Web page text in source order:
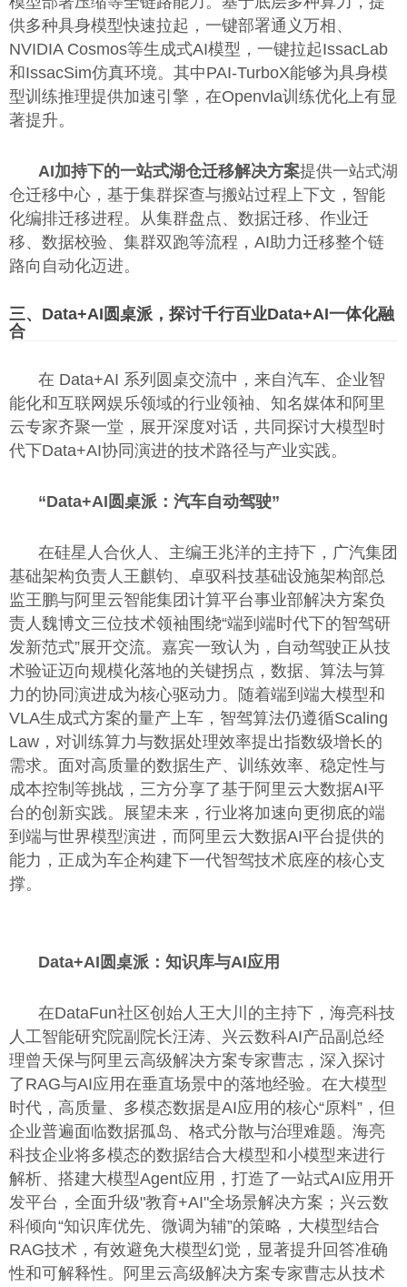
供多种具身模型快速拉起，一键部署通义万相、
NVIDIA Cosmos等生成式AI模型，一键拉起IssacLab
和IssacSim仿真环境。其中PAI-TurboX能够为具身模
型训练推理提供加速引擎，在Openvla训练优化上有显
著提升。
AI加持下的一站式湖仓迁移解决方案提供一站式湖
仓迁移中心，基于集群探查与搬站过程上下文，智能
化编排迁移进程。从集群盘点、数据迁移、作业迁
移、数据校验、集群双跑等流程，AI助力迁移整个链
路向自动化迈进。
三、Data+AI圆桌派，探讨千行百业Data+AI一体化融
合
在 Data+AI 系列圆桌交流中，来自汽车、企业智
能化和互联网娱乐领域的行业领袖、知名媒体和阿里
云专家齐聚一堂，展开深度对话，共同探讨大模型时
代下Data+AI协同演进的技术路径与产业实践。
“Data+AI 圆桌派：汽车自动驾驶”
在硅星人合伙人、主编王兆洋的主持下，广汽集团
基础架构负责人王麒钧、卓驭科技基础设施架构部总
监王鹏与阿里云智能集团计算平台事业部解决方案负
责人魏博文三位技术领袖围绕“端到端时代下的智驾研
发新范式”展开交流。嘉宾一致认为，自动驾驶正从技
术验证迈向规模化落地的关键拐点，数据、算法与算
力的协同演进成为核心驱动力。随着端到端大模型和
VLA生成式方案的量产上车，智驾算法仍遵循Scaling
Law，对训练算力与数据处理效率提出指数级增长的
需求。面对高质量的数据生产、训练效率、稳定性与
成本控制等挑战，三方分享了基于阿里云大数据AI平
台的创新实践。展望未来，行业将加速向更彻底的端
到端与世界模型演进，而阿里云大数据AI平台提供的
能力，正成为车企构建下一代智驾技术底座的核心支
撑。
Data+AI 圆桌派：知识库与AI应用
在DataFun社区创始人王大川的主持下，海亮科技
人工智能研究院副院长汪涛、兴云数科AI产品副总经
理曾天保与阿里云高级解决方案专家曹志，深入探讨
了RAG与AI应用在垂直场景中的落地经验。在大模型
时代，高质量、多模态数据是AI应用的核心“原料”，但
企业普遍面临数据孤岛、格式分散与治理难题。海亮
科技企业将多模态的数据结合大模型和小模型来进行
解析、搭建大模型Agent应用，打造了一站式AI应用开
发平台，全面升级"教育+AI"全场景解决方案；兴云数
科倾向“知识库优先、微调为辅”的策略，大模型结合
RAG技术，有效避免大模型幻觉，显著提升回答准确
性和可解释性。阿里云高级解决方案专家曹志从技术